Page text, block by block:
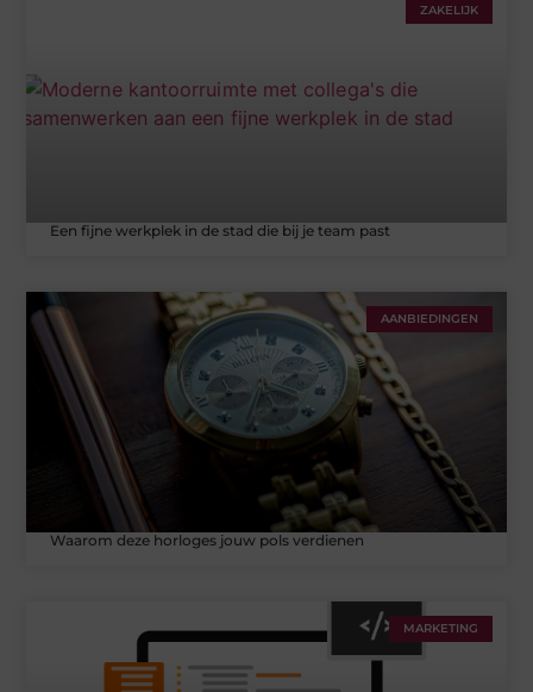
ZAKELIJK
Een fijne werkplek in de stad die bij je team past
AANBIEDINGEN
Waarom deze horloges jouw pols verdienen
MARKETING